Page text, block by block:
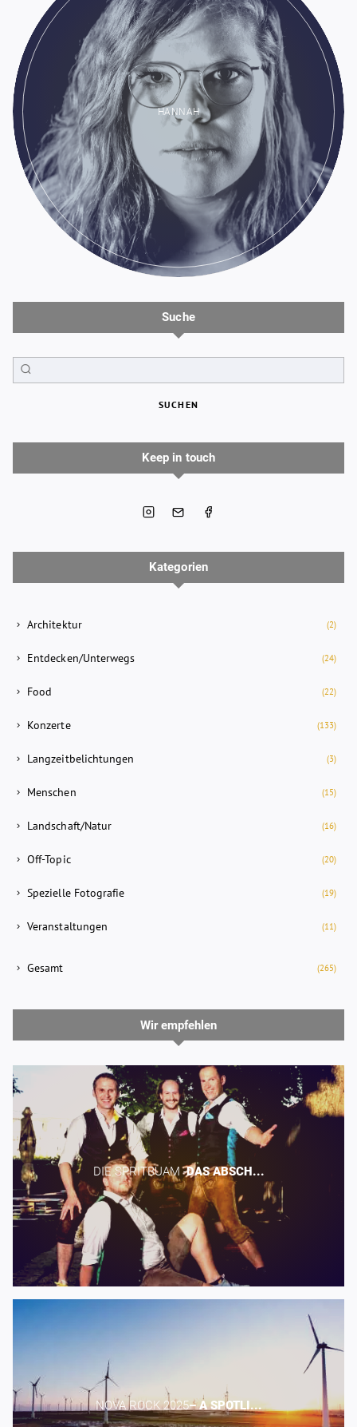
HANNAH
Suche
SUCHEN
Keep in touch
Kategorien
Architektur (2)
Entdecken/Unterwegs (24)
Food (22)
Konzerte (133)
Langzeitbelichtungen (3)
Menschen (15)
Landschaft/Natur (16)
Off-Topic (20)
Spezielle Fotografie (19)
Veranstaltungen (11)
Gesamt (265)
Wir empfehlen
DIE SPRITBUAM -​DAS ABSCH...
NOVA ROCK 2025​– A SPOTLI...